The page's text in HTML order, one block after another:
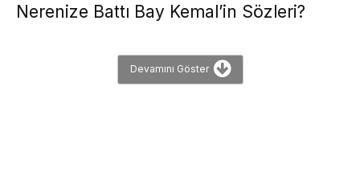
Nerenize Battı Bay Kemal’in Sözleri?
Devamını Göster